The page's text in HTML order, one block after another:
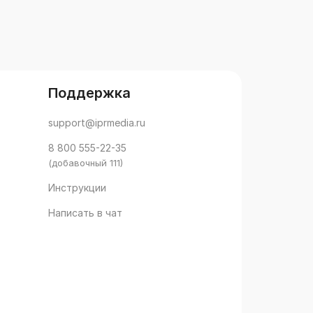
Поддержка
support@iprmedia.ru
8 800 555-22-35
(добавочный 111)
Инструкции
Написать в чат